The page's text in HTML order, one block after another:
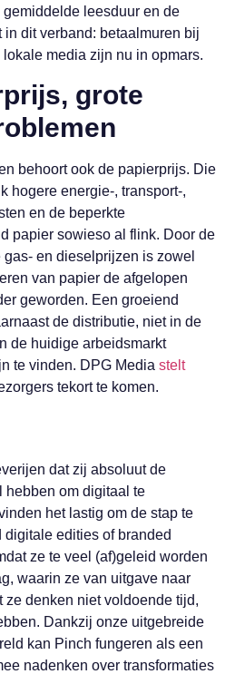
leesduur en de
in dit verband: betaalmuren bij
media zijn nu in opmars.
grote
behoort ook de papierprijs. Die
hogere energie-, transport-,
en de beperkte
papier sowieso al flink. Door de
en dieselprijzen is zowel
van papier de afgelopen
geworden. Een groeiend
de distributie, niet in de
de huidige arbeidsmarkt
te vinden. DPG Media stelt
tekort te komen.
dat zij absoluut de
hebben om digitaal te
het lastig om de stap te
edities of branded
ze te veel (af)geleid worden
waarin ze van uitgave naar
ze denken niet voldoende tijd,
Dankzij onze uitgebreide
kan Pinch fungeren als een
nadenken over transformaties